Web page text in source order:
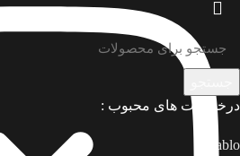
درخواست های محبوب :
Diablo